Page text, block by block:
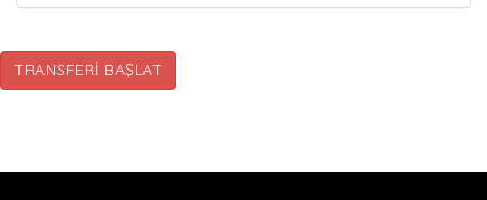
TRANSFERI BAŞLAT